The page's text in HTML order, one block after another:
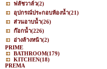
ฟลัชวาล์ว(2)
อุปกรณ์ประกอบห้องน้ำ(21)
ส่วนอาบน้ำ(26)
ก๊อกน้ำ(226)
อ่างล้างหน้า(2)
PRIME
BATHROOM(179)
KITCHEN(18)
PREMA